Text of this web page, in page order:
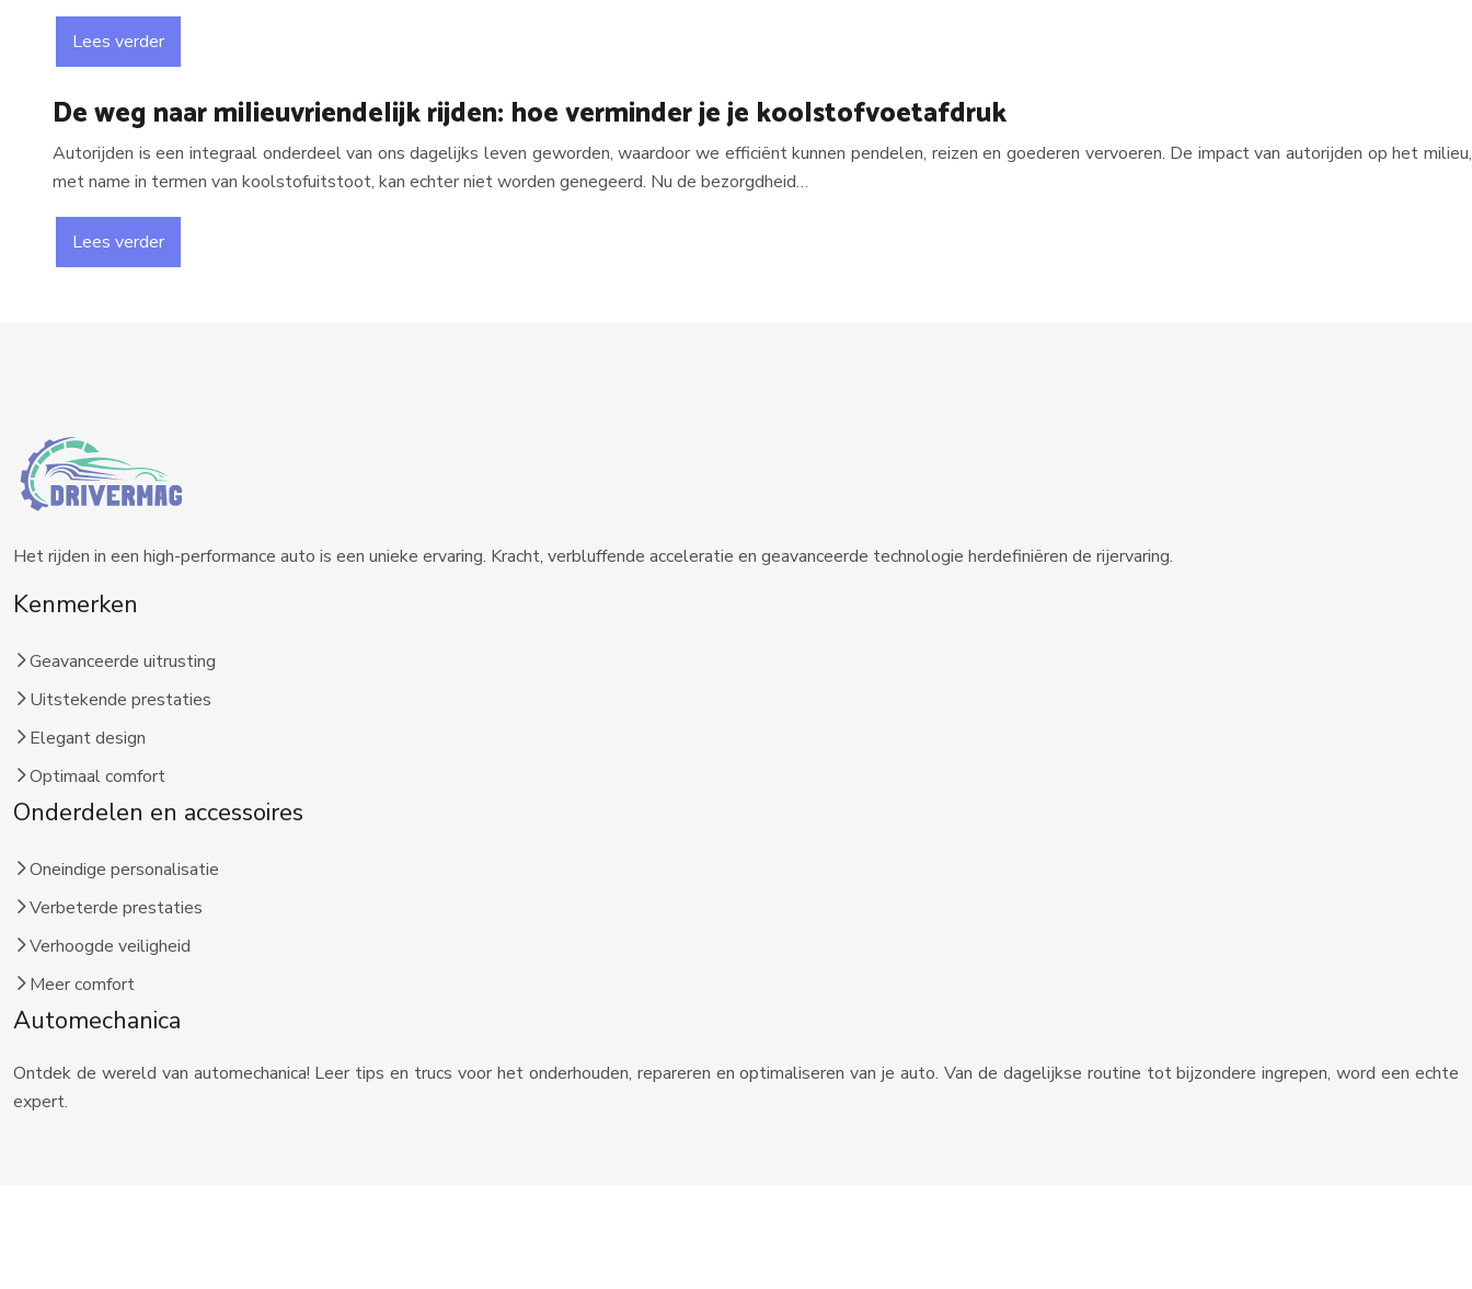
Lees verder
De weg naar milieuvriendelijk rijden: hoe verminder je je koolstofvoetafdruk
Autorijden is een integraal onderdeel van ons dagelijks leven geworden, waardoor we efficiënt kunnen pendelen, reizen en goederen vervoeren. De impact van autorijden op het milieu,
met name in termen van koolstofuitstoot, kan echter niet worden genegeerd. Nu de bezorgdheid…
Lees verder
Het rijden in een high-performance auto is een unieke ervaring. Kracht, verbluffende acceleratie en geavanceerde technologie herdefiniëren de rijervaring.
Kenmerken
Geavanceerde uitrusting
Uitstekende prestaties
Elegant design
Optimaal comfort
Onderdelen en accessoires
Oneindige personalisatie
Verbeterde prestaties
Verhoogde veiligheid
Meer comfort
Automechanica
Ontdek de wereld van automechanica! Leer tips en trucs voor het onderhouden, repareren en optimaliseren van je auto. Van de dagelijkse routine tot bijzondere ingrepen, word een echte
expert.